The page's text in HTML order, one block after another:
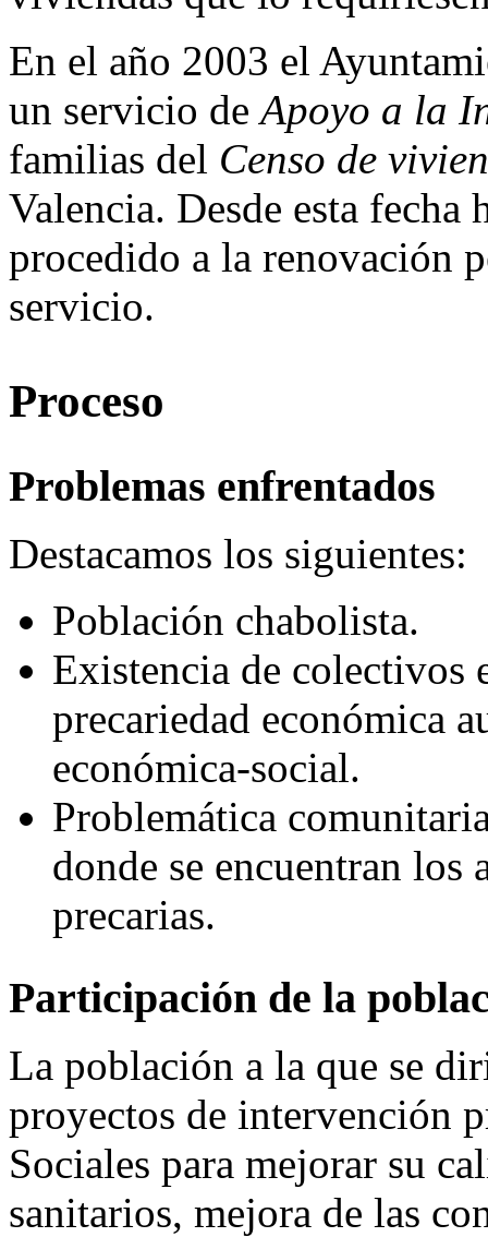
En el año 2003 el
un servicio deApoyo a la
familias del Censo de
Valencia. Desde esta fecha
procedido a la renovación
servicio.
Proceso
Problemas enfrentados
Destacamos los siguientes:
Población chabolista.
Existencia de colectivos
precariedad económica
económica-social.
Problemática
donde se encuentran los
precarias.
Participación de la
La población a la que se
proyectos de intervención
Sociales para mejorar su
sanitarios, mejora de las